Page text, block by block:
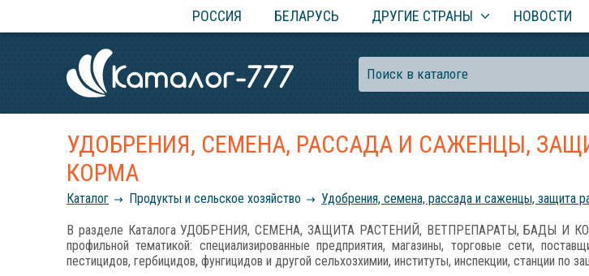
РОССИЯ БЕЛАРУСЬ ДРУГИЕ СТРАНЫ НОВОСТИ
УДОБРЕНИЯ, СЕМЕНА, РАССАДА И САЖЕНЦЫ,
КОРМА
Каталог Продукты и сельское хозяйство Удобрения, семена, рассада и саженцы, защита
В разделе Каталога УДОБРЕНИЯ, СЕМЕНА, ЗАЩИТА РАСТЕНИЙ, ВЕТПРЕПАРАТЫ, БАДЫ И
профильной тематикой: специализированные предприятия, магазины, торговые сети,
пестицидов, гербицидов, фунгицидов и другой сельхозхимии, институты, инспекции, станции по